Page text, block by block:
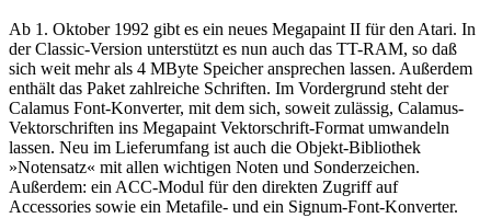
Ab 1. Oktober 1992 gibt es ein neues Megapaint II für den Atari. In
der Classic-Version unterstützt es nun auch das TT-RAM, so daß
sich weit mehr als 4 MByte Speicher ansprechen lassen. Außerdem
enthält das Paket zahlreiche Schriften. Im Vordergrund steht der
Calamus Font-Konverter, mit dem sich, soweit zulässig, Calamus-
Vektorschriften ins Megapaint Vektorschrift-Format umwandeln
lassen. Neu im Lieferumfang ist auch die Objekt-Bibliothek
»Notensatz« mit allen wichtigen Noten und Sonderzeichen.
Außerdem: ein ACC-Modul für den direkten Zugriff auf
Accessories sowie ein Metafile- und ein Signum-Font-Konverter.